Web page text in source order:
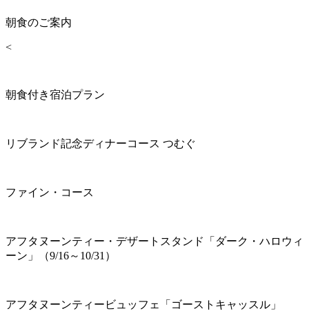
朝食のご案内
<
朝食付き宿泊プラン
リブランド記念ディナーコース つむぐ
ファイン・コース
アフタヌーンティー・デザートスタンド「ダーク・ハロウィ
ーン」（9/16～10/31）
アフタヌーンティービュッフェ「ゴーストキャッスル」